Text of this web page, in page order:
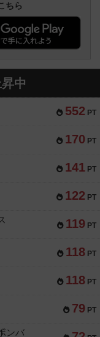
ちら
中
552 PT
170 PT
141 PT
122 PT
119 PT
118 PT
118 PT
79 PT
ンバ